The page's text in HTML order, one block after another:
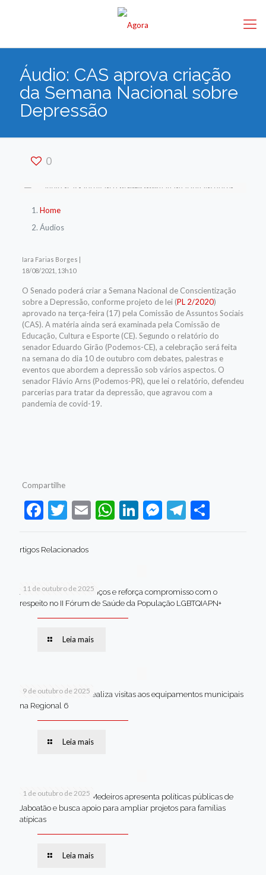
Áudio: CAS aprova criação
da Semana Nacional sobre
Depressão
0
Home
Áudios
Iara Farias Borges |
18/08/2021, 13h10
O Senado poderá criar a Semana Nacional de Conscientização
sobre a Depressão, conforme projeto de lei (PL 2/2020)
aprovado na terça-feira (17) pela Comissão de Assuntos Sociais
(CAS). A matéria ainda será examinada pela Comissão de
Educação, Cultura e Esporte (CE). Segundo o relatório do
senador Eduardo Girão (Podemos-CE), a celebração será feita
na semana do dia 10 de outubro com debates, palestras e
eventos que abordem a depressão sob vários aspectos. O
senador Flávio Arns (Podemos-PR), que lei o relatório, defendeu
parcerias para tratar da depressão, que agravou com a
pandemia de covid-19.
Compartilhe
Facebook
Twitter
EmailWhatsApp
LinkedIn
Messenger
Telegram
Share
rtigos Relacionados
11 de outubro de 2025
Jaboatão celebra avanços e reforça compromisso com o
respeito no II Fórum de Saúde da População LGBTQIAPN+
Leia mais
9 de outubro de 2025
Van dos secretários realiza visitas aos equipamentos municipais
na Regional 6
Leia mais
1 de outubro de 2025
Em Brasília, Andréa Medeiros apresenta políticas públicas de
Jaboatão e busca apoio para ampliar projetos para famílias
atípicas
Leia mais